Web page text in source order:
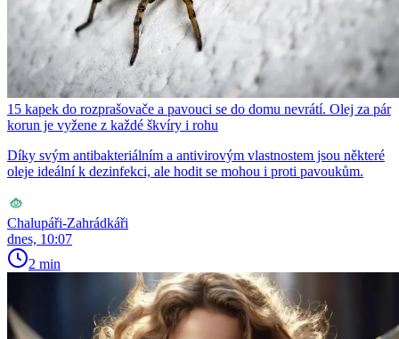
15 kapek do rozprašovače a pavouci se do domu nevrátí. Olej za pár
korun je vyžene z každé škvíry i rohu
Díky svým antibakteriálním a antivirovým vlastnostem jsou některé
oleje ideální k dezinfekci, ale hodit se mohou i proti pavoukům.
Chalupáři-Zahrádkáři
dnes, 10:07
2 min